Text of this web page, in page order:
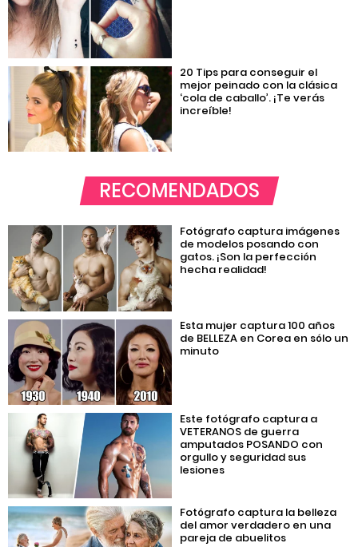
20 Tips para conseguir el
mejor peinado con la clásica
‘cola de caballo’. ¡Te verás
increíble!
RECOMENDADOS
Fotógrafo captura imágenes
de modelos posando con
gatos. ¡Son la perfección
hecha realidad!
Esta mujer captura 100 años
de BELLEZA en Corea en sólo un
minuto
Este fotógrafo captura a
VETERANOS de guerra
amputados POSANDO con
orgullo y seguridad sus
lesiones
Fotógrafo captura la belleza
del amor verdadero en una
pareja de abuelitos